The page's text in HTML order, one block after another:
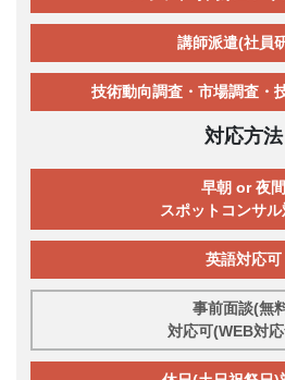
講師派遣(社員
技術動向調査・市場調査・
対応方法
早朝 or 夜間
スポットコンサ
英語対応可
事前面談(無
対応可(WEB対